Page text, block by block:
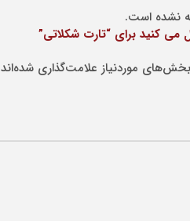
نشده است.
می کنید برای “تارت شکلاتی”
بخش‌های موردنیاز علامت‌گذاری شده‌اند